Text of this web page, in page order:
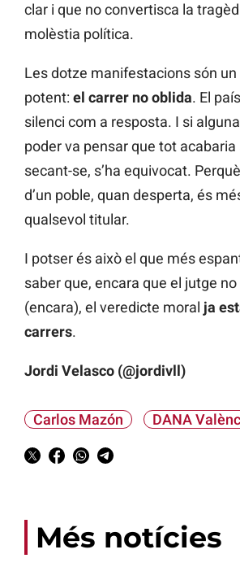
clar i que no convertisca la
molèstia política.
Les dotze manifestacions són
potent: el carrer no oblida. El
silenci com a resposta. I si
poder va pensar que tot
secant-se, s’ha equivocat.
d’un poble, quan desperta, és
qualsevol titular.
I potser és això el que més
saber que, encara que el jutge no
(encara), el veredicte moral ja
carrers.
Jordi Velasco (@jordivll)
Carlos Mazón DANA
Més notícies